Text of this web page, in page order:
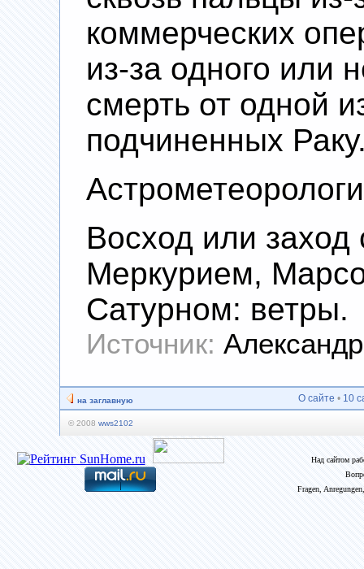
коммерческих
из-за одного или
смерть от одной
подчиненных
Восход или
Меркурием,
Сатурном: ветры.
Источник:
на заглавную О сайте • 10
© 2008 wws2102
Над сайтом
Fragen,